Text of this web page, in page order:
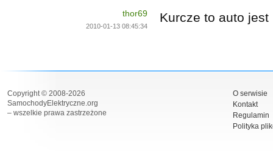
thor69
2010-01-13 08:45:34
Kurcze to auto
Copyright © 2008-2026
SamochodyElektryczne.org
– wszelkie prawa zastrzeżone
O serwisie
Kontakt
Regulamin
Polityka